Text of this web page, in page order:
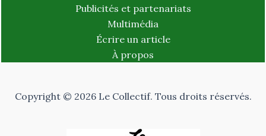
Publicités et partenariats
Multimédia
Écrire un article
À propos
Copyright © 2026 Le Collectif. Tous droits réservés.